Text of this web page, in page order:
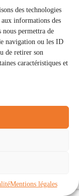
des technologies
informations des
nous permettra de
navigation ou les ID
de retirer son
caractéristiques et
Mentions légales